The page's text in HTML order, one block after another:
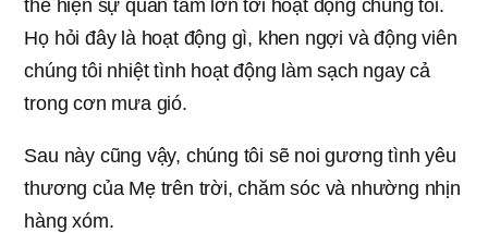
thể hiện sự quan tâm lớn tới hoạt động chúng tôi.
Họ hỏi đây là hoạt động gì, khen ngợi và động viên
chúng tôi nhiệt tình hoạt động làm sạch ngay cả
trong cơn mưa gió.
Sau này cũng vậy, chúng tôi sẽ noi gương tình yêu
thương của Mẹ trên trời, chăm sóc và nhường nhịn
hàng xóm.